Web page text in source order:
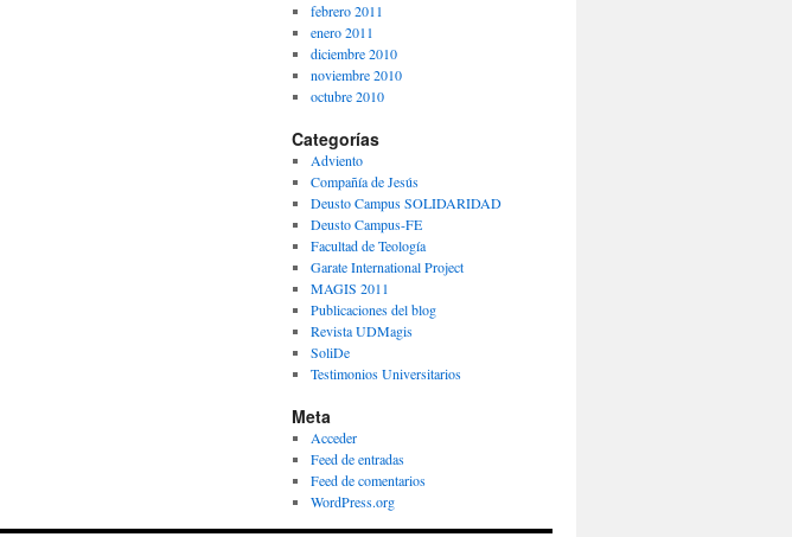
febrero 2011
enero 2011
diciembre 2010
noviembre 2010
octubre 2010
Categorías
Adviento
Compañía de Jesús
Deusto Campus SOLIDARIDAD
Deusto Campus-FE
Facultad de Teología
Garate International Project
MAGIS 2011
Publicaciones del blog
Revista UDMagis
SoliDe
Testimonios Universitarios
Meta
Acceder
Feed de entradas
Feed de comentarios
WordPress.org